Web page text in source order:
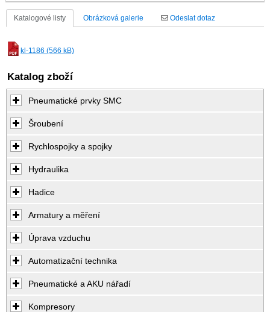
Katalogové listy Obrázková galerie Odeslat dotaz
kl-1186 (566 kB)
Katalog zboží
Pneumatické prvky SMC
Šroubení
Rychlospojky a spojky
Hydraulika
Hadice
Armatury a měření
Úprava vzduchu
Automatizační technika
Pneumatické a AKU nářadí
Kompresory